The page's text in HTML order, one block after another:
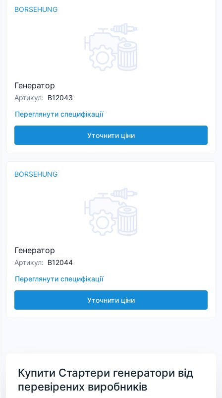
BORSEHUNG
Генератор
Артикул: B12043
Переглянути специфікації
Уточнити ціни
BORSEHUNG
Генератор
Артикул: B12044
Переглянути специфікації
Уточнити ціни
Купити Стартери генератори від
перевірених виробників